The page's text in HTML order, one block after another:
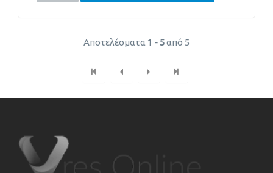
Αποτελέσματα 1 - 5από 5